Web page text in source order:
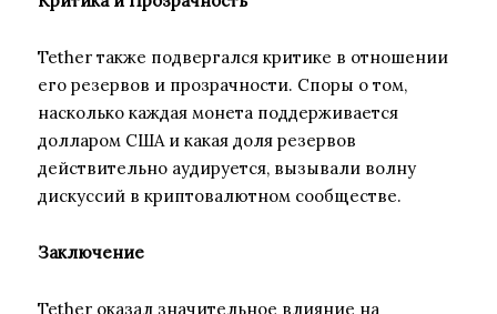
Tether также подвергался критике в отношении
его резервов и прозрачности. Споры о том,
насколько каждая монета поддерживается
долларом США и какая доля резервов
действительно аудируется, вызывали волну
дискуссий в криптовалютном сообществе.
Заключение
Tether оказал значительное влияние на